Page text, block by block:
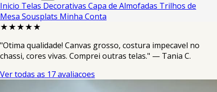
Inicio Telas Decorativas Capa de Almofadas Trilhos de
Mesa Sousplats Minha Conta
★★★★★
"Otima qualidade! Canvas grosso, costura impecavel no
chassi, cores vivas. Comprei outras telas." — Tania C.
Ver todas as 17 avaliacoes